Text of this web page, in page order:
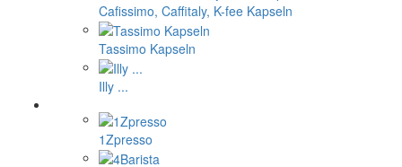
Cafissimo, Caffitaly, K-fee Kapseln
Tassimo Kapseln
Illy ...
1Zpresso